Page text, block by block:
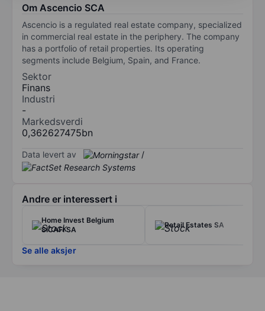
Om Ascencio SCA
Ascencio is a regulated real estate company, specialized
in commercial real estate in the periphery. The company
has a portfolio of retail properties. Its operating
segments include Belgium, Spain, and France.
Sektor
Finans
Industri
-
Markedsverdi
0,362627475bn
Data levert av /
Andre er interessert i
Home Invest Belgium
SICAFI SA
Retail Estates SA
Se alle aksjer